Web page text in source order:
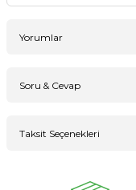
Yorumlar
Soru & Cevap
Taksit Seçenekleri